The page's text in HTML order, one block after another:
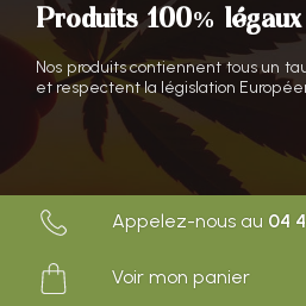
Produits 100% légaux
Nos produits contiennent tous un
et respectent la législation
Appelez-nous au 04
Voir mon panier